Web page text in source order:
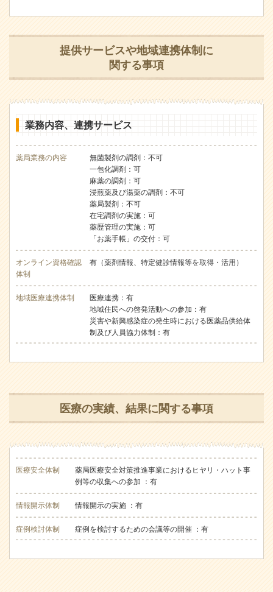
提供サービスや地域連携体制に
関する事項
業務内容、連携サービス
薬局業務の内容
無菌製剤の調剤：不可
一包化調剤：可
麻薬の調剤：可
浸煎薬及び湯薬の調剤：不可
薬局製剤：不可
在宅調剤の実施：可
薬歴管理の実施：可
「お薬手帳」の交付：可
オンライン資格確認
体制
有（薬剤情報、特定健診情報等を取得・活用）
地域医療連携体制
医療連携：有
地域住民への啓発活動への参加：有
災害や新興感染症の発生時における医薬品供給体
制及び人員協力体制：有
医療の実績、結果に関する事項
医療安全体制
薬局医療安全対策推進事業におけるヒヤリ・ハット事
例等の収集への参加 ：有
情報開示体制 情報開示の実施 ：有
症例検討体制 症例を検討するための会議等の開催 ：有